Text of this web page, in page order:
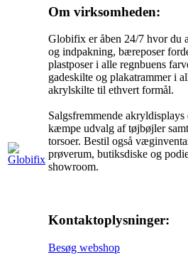
Om virksomheden:
Globifix er åben 24/7 hvor du
og indpakning, bæreposer
plastposer i alle regnbuens
gadeskilte og plakatrammer i
akrylskilte til ethvert formål.
Salgsfremmende
kæmpe udvalg af tøjbøjler
torsoer. Bestil også
prøverum, butiksdiske og
showroom.
Kontaktoplysninger:
Besøg webshop